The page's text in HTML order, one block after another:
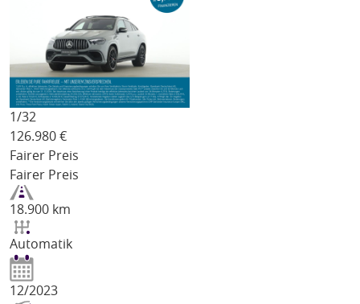
1/32
126.980 €
Fairer Preis
Fairer Preis
18.900 km
Automatik
12/2023